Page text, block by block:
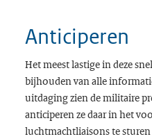
Anticiperen
Het meest lastige in deze
bijhouden van alle
uitdaging zien de militaire
anticiperen ze daar in het
luchtmachtliaisons te